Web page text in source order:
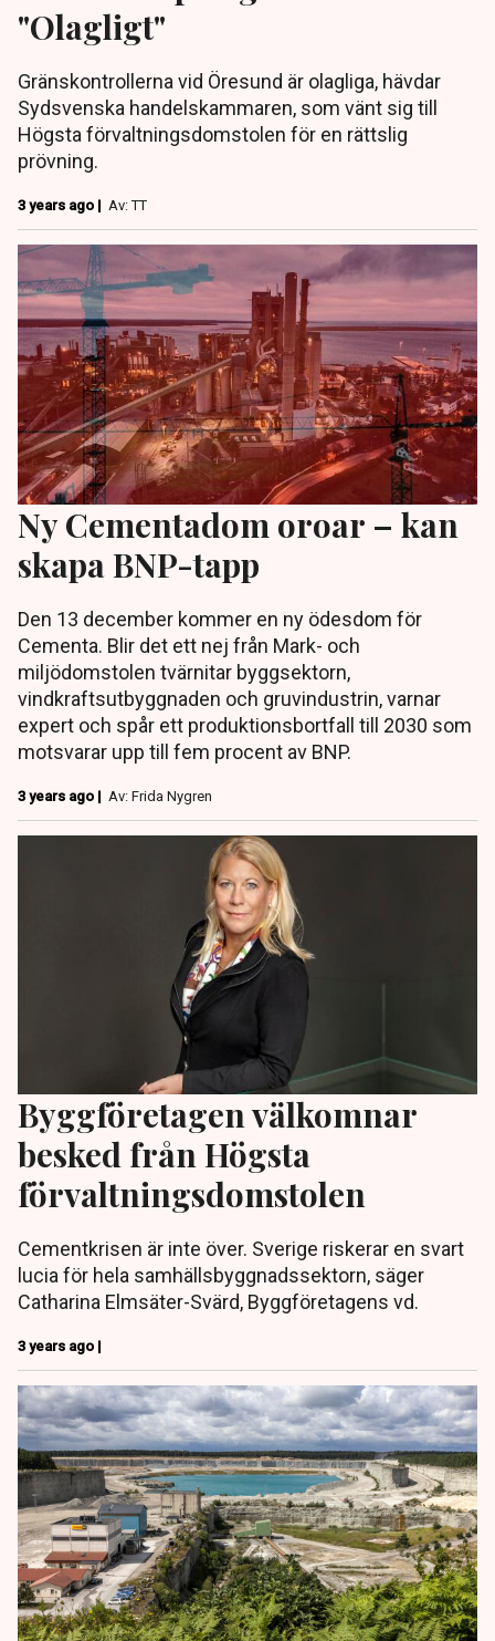
"Olagligt"
Gränskontrollerna vid Öresund är olagliga, hävdar
Sydsvenska handelskammaren, som vänt sig till
Högsta förvaltningsdomstolen för en rättslig
prövning.
3 years ago | Av: TT
Ny Cementadom oroar – kan
skapa BNP-tapp
Den 13 december kommer en ny ödesdom för
Cementa. Blir det ett nej från Mark- och
miljödomstolen tvärnitar byggsektorn,
vindkraftsutbyggnaden och gruvindustrin, varnar
expert och spår ett produktionsbortfall till 2030 som
motsvarar upp till fem procent av BNP.
3 years ago | Av: Frida Nygren
Bygg­företagen välkomnar
besked från Högsta
förvaltningsdomstolen
Cementkrisen är inte över. Sverige riskerar en svart
lucia för hela samhällsbyggnadssektorn, säger
Catharina Elmsäter-Svärd, Byggföretagens vd.
3 years ago |